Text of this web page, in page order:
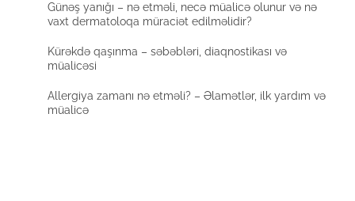
Günəş yanığı – nə etməli, necə müalicə olunur və nə
vaxt dermatoloqa müraciət edilməlidir?
Kürəkdə qaşınma – səbəbləri, diaqnostikası və
müalicəsi
Allergiya zamanı nə etməli? – Əlamətlər, ilk yardım və
müalicə